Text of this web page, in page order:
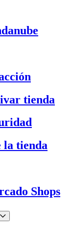
tienda
la tienda
Shops